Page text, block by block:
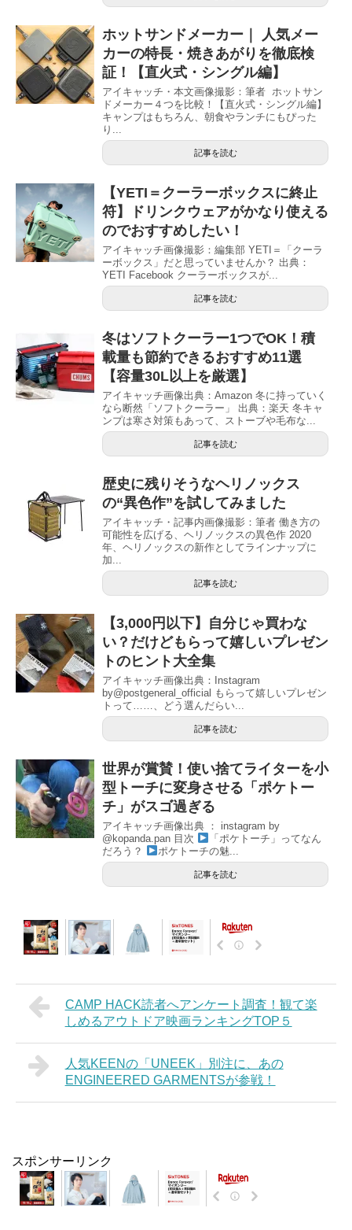
ホットサンドメーカー｜ 人気メー
カーの特長・焼きあがりを徹底検
証！【直火式・シングル編】
アイキャッチ・本文画像撮影：筆者 ホットサン
ドメーカー４つを比較！【直火式・シングル編】
キャンプはもちろん、朝食やランチにもぴった
り...
記事を読む
【YETI＝クーラーボックスに終止
符】ドリンクウェアがかなり使える
のでおすすめしたい！
アイキャッチ画像撮影：編集部 YETI＝「クーラ
ーボックス」だと思っていませんか？ 出典：
YETI Facebook クーラーボックスが...
記事を読む
冬はソフトクーラー1つでOK！積
載量も節約できるおすすめ11選
【容量30L以上を厳選】
アイキャッチ画像出典：Amazon 冬に持っていく
なら断然「ソフトクーラー」 出典：楽天 冬キャ
ンプは寒さ対策もあって、ストーブや毛布な...
記事を読む
歴史に残りそうなヘリノックス
の“異色作”を試してみました
アイキャッチ・記事内画像撮影：筆者 働き方の
可能性を広げる、ヘリノックスの異色作 2020
年、ヘリノックスの新作としてラインナップに
加...
記事を読む
【3,000円以下】自分じゃ買わな
い？だけどもらって嬉しいプレゼン
トのヒント大全集
アイキャッチ画像出典：Instagram
by@postgeneral_official もらって嬉しいプレゼン
トって……、どう選んだらい...
記事を読む
世界が賞賛！使い捨てライターを小
型トーチに変身させる「ポケトー
チ」がスゴ過ぎる
アイキャッチ画像出典 ： instagram by
@kopanda.pan 目次
「ポケトーチ」ってなん
だろう？
ポケトーチの魅...
記事を読む
CAMP HACK読者へアンケート調査！観て楽
しめるアウトドア映画ランキングTOP５
人気KEENの「UNEEK」別注に、あの
ENGINEERED GARMENTSが参戦！
スポンサーリンク